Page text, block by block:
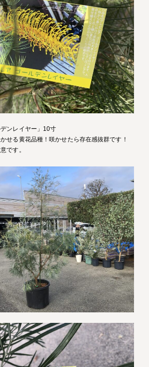
ンレイヤー」10寸
せる黄花品種！咲かせたら存在感抜群です！
です。